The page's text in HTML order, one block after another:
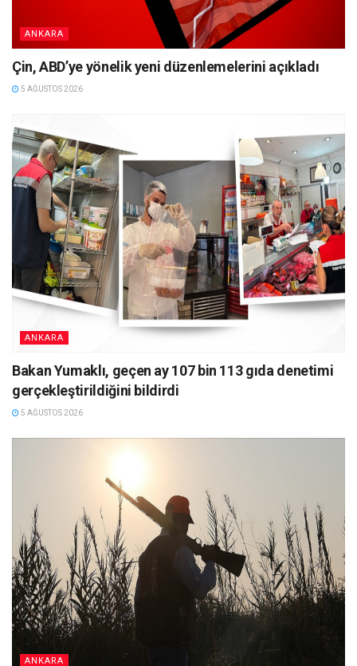
ANKARA
Çin, ABD’ye yönelik yeni düzenlemelerini açıkladı
5 AĞUSTOS 2026
ANKARA
Bakan Yumaklı, geçen ay 107 bin 113 gıda denetimi
gerçekleştirildiğini bildirdi
5 AĞUSTOS 2026
ANKARA